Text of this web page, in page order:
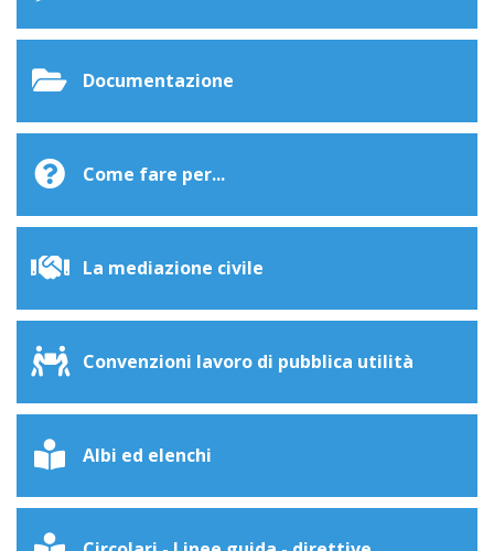
Documentazione
Come fare per...
La mediazione civile
Convenzioni lavoro di pubblica utilità
Albi ed elenchi